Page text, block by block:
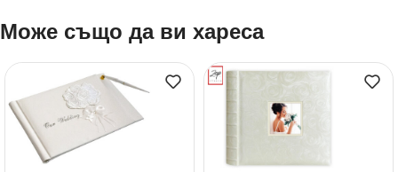
Може също да ви хареса